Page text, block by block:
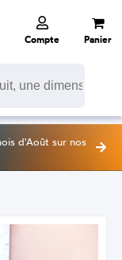
Compte Panier
d'Août sur nos